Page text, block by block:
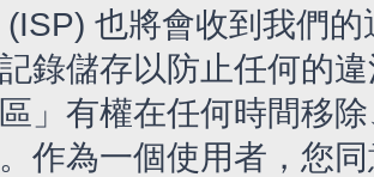
(ISP) 也將會收到我們
錄儲存以防止任何的
」有權在任何時間移
作為一個使用者，您